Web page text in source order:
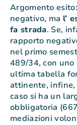
Argomento
negativo, ma l’
fa strada. Se,
rapporto
nel primo
489/34, con uno
ultima tabella
attinente,
caso si ha un
obbligatoria
mediazioni